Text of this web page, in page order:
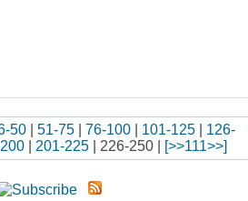
50 51-75 76-100 101-125
126-
201-225 | 226-250 | [>>111>>]